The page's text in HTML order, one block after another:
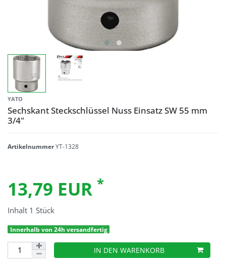
YATO
Sechskant Steckschlüssel Nuss Einsatz SW 55 mm
3/4"
ArtikelnummerYT-1328
13,79 EUR *
Inhalt 1 Stück
Innerhalb von 24h versandfertig
IN DEN WARENKORB